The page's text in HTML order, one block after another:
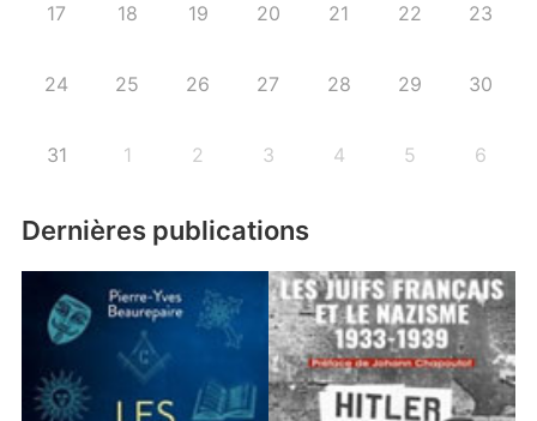
17 18 19 20 21 22 23
24 25 26 27 28 29 30
31 1 2 3 4 5 6
Dernières publications